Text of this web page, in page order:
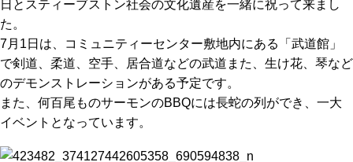
日とスティーブストン社会の文化遺産を一緒に祝って来まし
た。
7月1日は、コミュニティーセンター敷地内にある「武道館」
で剣道、柔道、空手、居合道などの武道また、生け花、琴など
のデモンストレーションがある予定です。
また、何百尾ものサーモンのBBQには長蛇の列ができ、一大
イベントとなっています。